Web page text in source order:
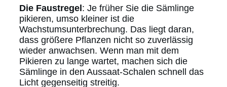
Die Faustregel: Je früher Sie die Sämlinge
pikieren, umso kleiner ist die
Wachstumsunterbrechung. Das liegt daran,
dass größere Pflanzen nicht so zuverlässig
wieder anwachsen. Wenn man mit dem
Pikieren zu lange wartet, machen sich die
Sämlinge in den Aussaat-Schalen schnell das
Licht gegenseitig streitig.